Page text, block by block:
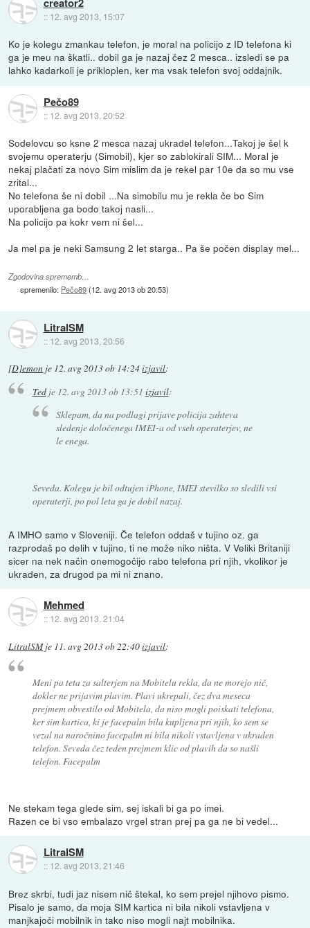
:: 12. avg 2013, 15:07
Ko je kolegu zmankau telefon, je moral na policijo z ID telefona ki
ga je meu na škatli.. dobil ga je nazaj čez 2 mesca.. izsledi se pa
lahko kadarkoli je prikloplen, ker ma vsak telefon svoj oddajnik.
Pečo89
:: 12. avg 2013, 20:52
Sodelovcu so ksne 2 mesca nazaj ukradel telefon...Takoj je šel k
svojemu operaterju (Simobil), kjer so zablokirali SIM... Moral je
nekaj plačati za novo Sim mislim da je rekel par 10e da so mu vse
zrital...
No telefona še ni dobil ...Na simobilu mu je rekla če bo Sim
uporabljena ga bodo takoj nasli...
Na policijo pa kokr vem ni šel...
Ja mel pa je neki Samsung 2 let starga.. Pa še počen display mel...
Zgodovina sprememb…
spremenilo: Pečo89(12. avg 2013 ob 20:53)
LitralSM
:: 12. avg 2013, 20:56
[D]emon je 12. avg 2013 ob 14:24izjavil:
Tedje 12. avg 2013 ob 13:51 izjavil:
Sklepam, da na podlagi prijave policija zahteva
sledenje določenega IMEI-a od vseh operaterjev, ne
le enega.
Seveda. Kolegu je bil odtujen iPhone, IMEI stevilko so sledili vsi
operaterji, po pol leta ga je dobil nazaj.
A IMHO samo v Sloveniji. Če telefon oddaš v tujino oz. ga
razprodaš po delih v tujino, ti ne može niko ništa. V Veliki Britaniji
sicer na nek način onemogočijo rabo telefona pri njih, vkolikor je
ukraden, za drugod pa mi ni znano.
Mehmed
:: 12. avg 2013, 21:04
LitralSMje 11. avg 2013 ob 22:40izjavil:
Meni pa teta za salterjem na Mobitelu rekla, da ne morejo nič,
dokler ne prijavim plavim. Plavi ukrepali, čez dva meseca
prejmem obvestilo od Mobitela, da niso mogli poiskati telefona,
ker sim kartica, ki je facepalm bila kupljena pri njih, ko sem se
vezal na naročnino facepalm ni bila nikoli vstavljena v ukraden
telefon. Seveda čez teden prejmem klic od plavih da so našli
telefon. Facepalm
Ne stekam tega glede sim, sej iskali bi ga po imei.
Razen ce bi vso embalazo vrgel stran prej pa ga ne bi vedel...
LitralSM
:: 12. avg 2013, 21:46
Brez skrbi, tudi jaz nisem nič štekal, ko sem prejel njihovo pismo.
Pisalo je samo, da moja SIM kartica ni bila nikoli vstavljena v
manjkajoči mobilnik in tako niso mogli najt mobilnika.